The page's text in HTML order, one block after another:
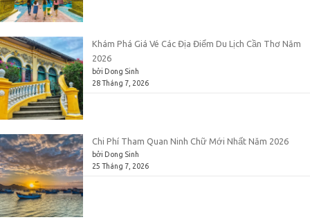
Khám Phá Giá Vé Các Địa Điểm Du Lịch Cần Thơ Năm
2026
bởi Dong Sinh
28 Tháng 7, 2026
Chi Phí Tham Quan Ninh Chữ Mới Nhất Năm 2026
bởi Dong Sinh
25 Tháng 7, 2026